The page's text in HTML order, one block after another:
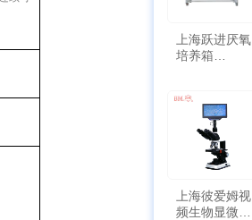
上海跃进厌氧
培养箱
上海彼爱姆视
频生物显微镜